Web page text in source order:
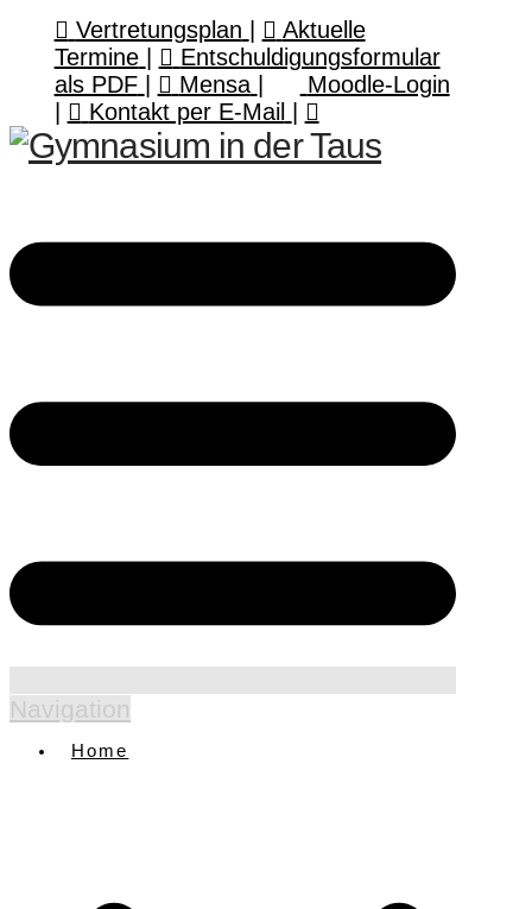
Vertretungsplan
Aktuelle
Termine
Entschuldigungsformular
als PDF
Mensa
Moodle-Login
Kontakt per E-Mail
Navigation
Home